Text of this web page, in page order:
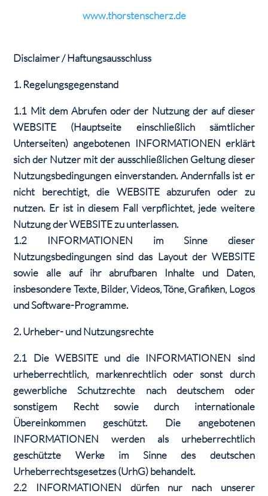
www.thorstenscherz.de
Disclaimer / Haftungsausschluss
1. Regelungsgegenstand
1.1 Mit dem Abrufen oder der Nutzung der auf dieser
WEBSITE (Hauptseite einschließlich sämtlicher
Unterseiten) angebotenen INFORMATIONEN erklärt
sich der Nutzer mit der ausschließlichen Geltung dieser
Nutzungsbedingungen einverstanden. Andernfalls ist er
nicht berechtigt, die WEBSITE abzurufen oder zu
nutzen. Er ist in diesem Fall verpflichtet, jede weitere
Nutzung der WEBSITE zu unterlassen.
1.2 INFORMATIONEN im Sinne dieser
Nutzungsbedingungen sind das Layout der WEBSITE
sowie alle auf ihr abrufbaren Inhalte und Daten,
insbesondere Texte, Bilder, Videos, Töne, Grafiken, Logos
und Software-Programme.
2. Urheber- und Nutzungsrechte
2.1 Die WEBSITE und die INFORMATIONEN sind
urheberrechtlich, markenrechtlich oder sonst durch
gewerbliche Schutzrechte nach deutschem oder
sonstigem Recht sowie durch internationale
Übereinkommen geschützt. Die angebotenen
INFORMATIONEN werden als urheberrechtlich
geschützte Werke im Sinne des deutschen
Urheberrechtsgesetzes (UrhG) behandelt.
2.2 INFORMATIONEN dürfen nur nach unserer